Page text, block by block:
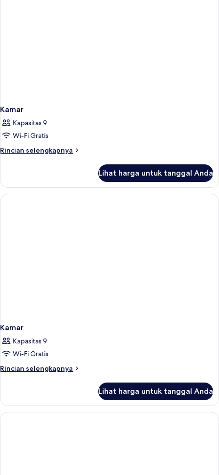
Kamar
Kapasitas 9
Wi-Fi Gratis
Rincian selengkapnya
Rincian
Kamar
Lihat harga untuk tanggal Anda
Kamar
Kapasitas 9
Wi-Fi Gratis
Rincian selengkapnya
Rincian
Kamar
Lihat harga untuk tanggal Anda